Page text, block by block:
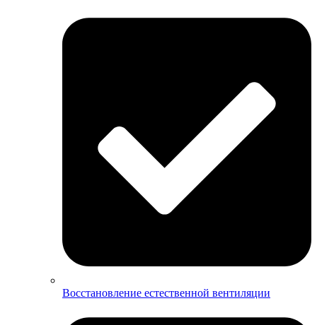
Восстановление естественной вентиляции